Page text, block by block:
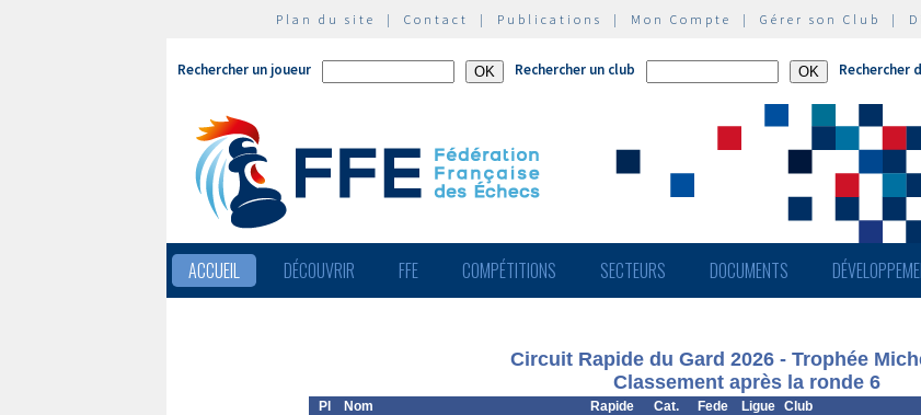
Plan du site | Contact | Publications | Mon Compte | Gérer son Club |
Rechercher un joueur Rechercher un club Rechercher
ACCUEIL DÉCOUVRIR FFE COMPÉTITIONS SECTEURS DOCUMENTS
Circuit Rapide du Gard 2026 - Trophée
Classement après la ronde 6
Pl Nom Rapide Cat. Fede Ligue Club